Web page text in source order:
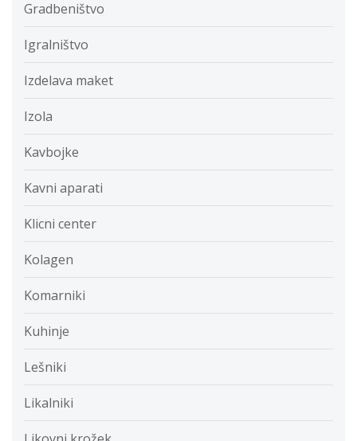
Gradbeništvo
Igralništvo
Izdelava maket
Izola
Kavbojke
Kavni aparati
Klicni center
Kolagen
Komarniki
Kuhinje
Lešniki
Likalniki